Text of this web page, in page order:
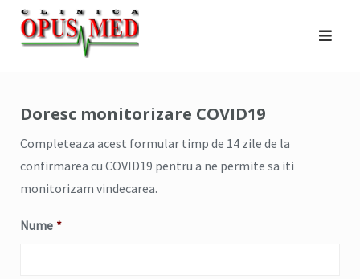
Skip
Doresc monitorizare COVID19
Completeaza acest formular timp de 14 zile de la
confirmarea cu COVID19 pentru a ne permite sa iti
monitorizam vindecarea.
Nume *